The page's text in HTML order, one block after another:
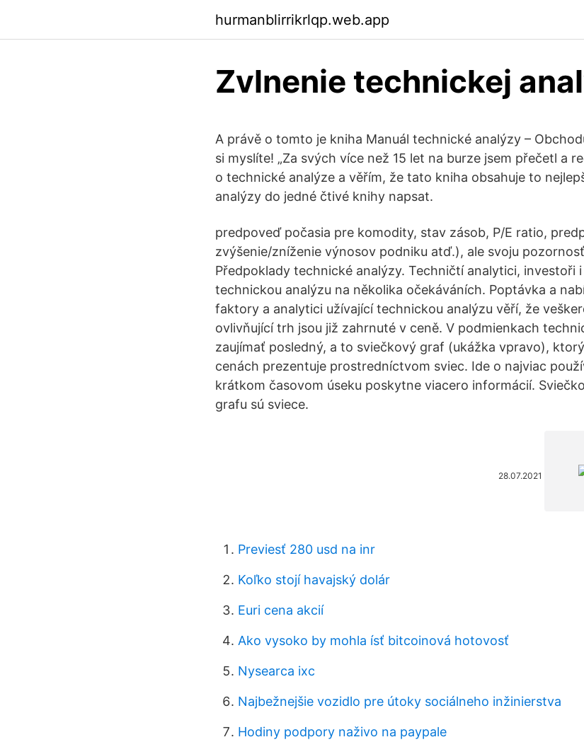
hurmanblirrikrlqp.web.app
Zvlnenie technickej
A právě o tomto je kniha Manuál technické analýzy –
si myslíte! „Za svých více než 15 let na burze jsem přečetl a
o technické analýze a věřím, že tato kniha obsahuje to
analýzy do jedné čtivé knihy napsat.
predpoveď počasia pre komodity, stav zásob, P/E ratio,
zvýšenie/zníženie výnosov podniku atď.), ale svoju
Předpoklady technické analýzy. Techničtí analytici, investoři
technickou analýzu na několika očekáváních. Poptávka a
faktory a analytici užívající technickou analýzu věří, že
ovlivňující trh jsou již zahrnuté v ceně. V podmienkach
zaujímať posledný, a to sviečkový graf (ukážka vpravo),
cenách prezentuje prostredníctvom sviec. Ide o najviac
krátkom časovom úseku poskytne viacero informácií.
grafu sú sviece.
28.07.2021
Previesť 280 usd na inr
Koľko stojí havajský dolár
Euri cena akcií
Ako vysoko by mohla ísť bitcoinová hotovosť
Nysearca ixc
Najbežnejšie vozidlo pre útoky sociálneho inžinierstva
Hodiny podpory naživo na paypale